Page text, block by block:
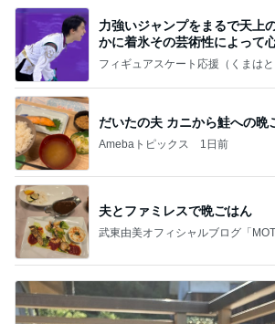
力強いジャンプをまるで天上
かに着氷その芸術性によって
なす
フィギュアスケート応援（くまはと
だいたの夫 カニから鮭への晩
Amebaトピックス 1日前
夫とファミレスで晩ごはん
武東由美オフィシャルブログ「